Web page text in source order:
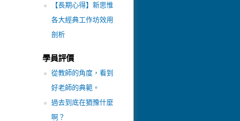
【長期心得】新思惟
各大經典工作坊效用
剖析
學員評價
從教師的角度，看到
好老師的典範。
過去到底在猶豫什麼
啊？